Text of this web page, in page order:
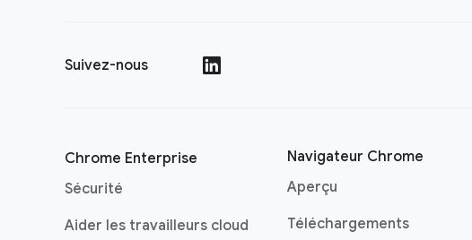
Suivez-nous
Chrome Enterprise
Sécurité
Aider les travailleurs cloud
Navigateur Chrome
Aperçu
Téléchargements